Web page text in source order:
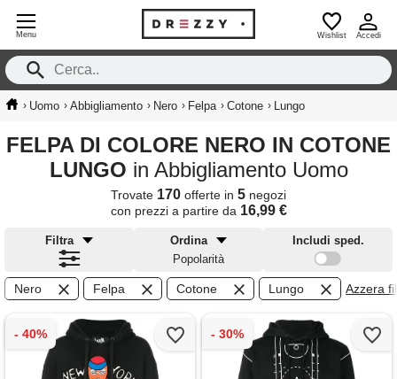
Menu Wishlist Accedi
› Uomo › Abbigliamento › Nero › Felpa › Cotone › Lungo
FELPA DI COLORE NERO IN COTONE
LUNGO in Abbigliamento Uomo
Trovate 170 offerte in 5 negozi
con prezzi a partire da 16,99 €
Filtra
Ordina
Popolarità
Includi sped.
Nero Felpa Cotone Lungo Azzera